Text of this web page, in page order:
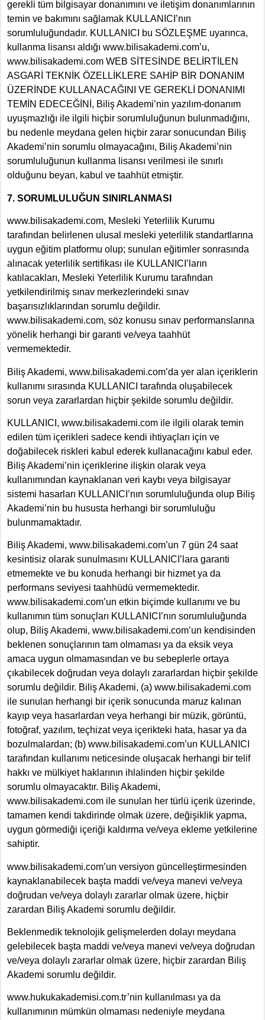
gerekli tüm bilgisayar donanımını ve iletişim donanımlarının
temin ve bakımını sağlamak KULLANICI’nın
sorumluluğundadır. KULLANICI bu SÖZLEŞME uyarınca,
kullanma lisansı aldığı www.bilisakademi.com’u,
www.bilisakademi.com WEB SİTESİNDE BELİRTİLEN
ASGARİ TEKNİK ÖZELLİKLERE SAHİP BİR DONANIM
ÜZERİNDE KULLANACAĞINI VE GEREKLİ DONANIMI
TEMİN EDECEĞİNİ, Biliş Akademi’nin yazılım-donanım
uyuşmazlığı ile ilgili hiçbir sorumluluğunun bulunmadığını,
bu nedenle meydana gelen hiçbir zarar sonucundan Biliş
Akademi’nin sorumlu olmayacağını, Biliş Akademi’nin
sorumluluğunun kullanma lisansı verilmesi ile sınırlı
olduğunu beyan, kabul ve taahhüt etmiştir.
7. SORUMLULUĞUN SINIRLANMASI
www.bilisakademi.com, Mesleki Yeterlilik Kurumu
tarafından belirlenen ulusal mesleki yeterlilik standartlarına
uygun eğitim platformu olup; sunulan eğitimler sonrasında
alınacak yeterlilik sertifikası ile KULLANICI’ların
katılacakları, Mesleki Yeterlilik Kurumu tarafından
yetkilendirilmiş sınav merkezlerindeki sınav
başarısızlıklarından sorumlu değildir.
www.bilisakademi.com, söz konusu sınav performanslarına
yönelik herhangi bir garanti ve/veya taahhüt
vermemektedir.
Biliş Akademi, www.bilisakademi.com’da yer alan içeriklerin
kullanımı sırasında KULLANICI tarafında oluşabilecek
sorun veya zararlardan hiçbir şekilde sorumlu değildir.
KULLANICI, www.bilisakademi.com ile ilgili olarak temin
edilen tüm içerikleri sadece kendi ihtiyaçları için ve
doğabilecek riskleri kabul ederek kullanacağını kabul eder.
Biliş Akademi’nin içeriklerine ilişkin olarak veya
kullanımından kaynaklanan veri kaybı veya bilgisayar
sistemi hasarları KULLANICI’nın sorumluluğunda olup Biliş
Akademi’nin bu hususta herhangi bir sorumluluğu
bulunmamaktadır.
Biliş Akademi, www.bilisakademi.com’un 7 gün 24 saat
kesintisiz olarak sunulmasını KULLANICI’lara garanti
etmemekte ve bu konuda herhangi bir hizmet ya da
performans seviyesi taahhüdü vermemektedir.
www.bilisakademi.com’un etkin biçimde kullanımı ve bu
kullanımın tüm sonuçları KULLANICI’nın sorumluluğunda
olup, Biliş Akademi, www.bilisakademi.com’un kendisinden
beklenen sonuçlarının tam olmaması ya da eksik veya
amaca uygun olmamasından ve bu sebeplerle ortaya
çıkabilecek doğrudan veya dolaylı zararlardan hiçbir şekilde
sorumlu değildir. Biliş Akademi, (a) www.bilisakademi.com
ile sunulan herhangi bir içerik sonucunda maruz kalınan
kayıp veya hasarlardan veya herhangi bir müzik, görüntü,
fotoğraf, yazılım, teçhizat veya içerikteki hata, hasar ya da
bozulmalardan; (b) www.bilisakademi.com’un KULLANICI
tarafından kullanımı neticesinde oluşacak herhangi bir telif
hakkı ve mülkiyet haklarının ihlalinden hiçbir şekilde
sorumlu olmayacaktır. Biliş Akademi,
www.bilisakademi.com ile sunulan her türlü içerik üzerinde,
tamamen kendi takdirinde olmak üzere, değişiklik yapma,
uygun görmediği içeriği kaldırma ve/veya ekleme yetkilerine
sahiptir.
www.bilisakademi.com’un versiyon güncelleştirmesinden
kaynaklanabilecek başta maddi ve/veya manevi ve/veya
doğrudan ve/veya dolaylı zararlar olmak üzere, hiçbir
zarardan Biliş Akademi sorumlu değildir.
Beklenmedik teknolojik gelişmelerden dolayı meydana
gelebilecek başta maddi ve/veya manevi ve/veya doğrudan
ve/veya dolaylı zararlar olmak üzere, hiçbir zarardan Biliş
Akademi sorumlu değildir.
www.hukukakademisi.com.tr’nin kullanılması ya da
kullanımının mümkün olmaması nedeniyle meydana